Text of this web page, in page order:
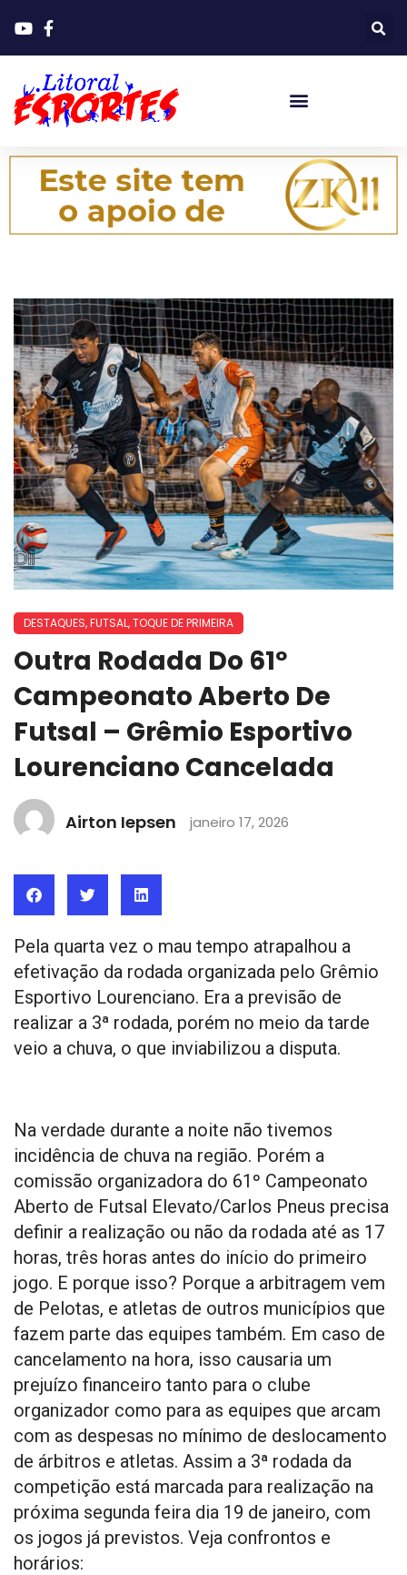
DESTAQUES,FUTSAL,TOQUE DE PRIMEIRA
Outra Rodada Do 61º
Campeonato Aberto De
Futsal – Grêmio Esportivo
Lourenciano Cancelada
Airton Iepsen janeiro 17, 2026
Pela quarta vez o mau tempo atrapalhou a
efetivação da rodada organizada pelo Grêmio
Esportivo Lourenciano. Era a previsão de
realizar a 3ª rodada, porém no meio da tarde
veio a chuva, o que inviabilizou a disputa.
Na verdade durante a noite não tivemos
incidência de chuva na região. Porém a
comissão organizadora do 61º Campeonato
Aberto de Futsal Elevato/Carlos Pneus precisa
definir a realização ou não da rodada até as 17
horas, três horas antes do início do primeiro
jogo. E porque isso? Porque a arbitragem vem
de Pelotas, e atletas de outros municípios que
fazem parte das equipes também. Em caso de
cancelamento na hora, isso causaria um
prejuízo financeiro tanto para o clube
organizador como para as equipes que arcam
com as despesas no mínimo de deslocamento
de árbitros e atletas. Assim a 3ª rodada da
competição está marcada para realização na
próxima segunda feira dia 19 de janeiro, com
os jogos já previstos. Veja confrontos e
horários: